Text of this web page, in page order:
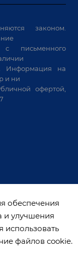
законом.
с письменного
. Информация на
и ни
офертой,
обеспечения
и улучшения
использовать
файлов cookie.